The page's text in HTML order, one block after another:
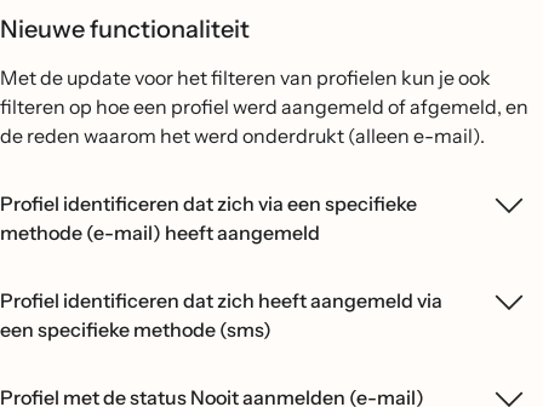
Nieuwe functionaliteit
Met de update voor het filteren van profielen kun je ook
filteren op hoe een profiel werd aangemeld of afgemeld, en
de reden waarom het werd onderdrukt (alleen e-mail).
Profiel identificeren dat zich via een specifieke
methode (e-mail) heeft aangemeld
Profiel identificeren dat zich heeft aangemeld via
een specifieke methode (sms)
Profiel met de status Nooit aanmelden (e-mail)